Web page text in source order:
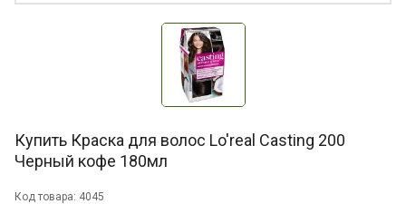
Купить Краска для волос Lo'real Casting 200
Черный кофе 180мл
Код товара: 4045